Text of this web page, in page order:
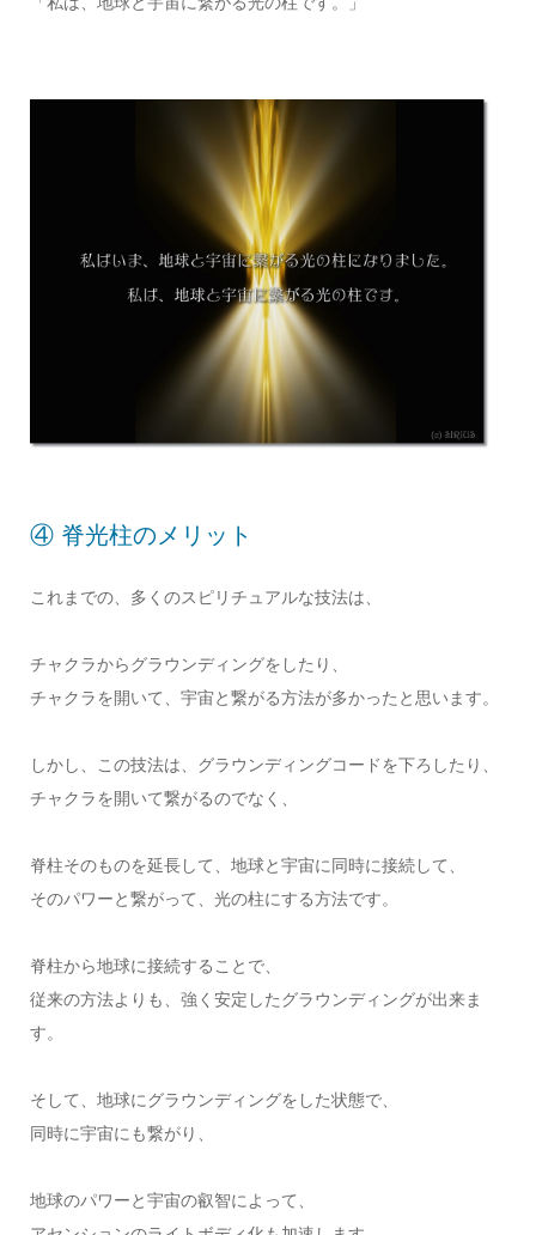
④ 脊光柱のメリット
これまでの、多くのスピリチュアルな技法は、
チャクラからグラウンディングをしたり、
チャクラを開いて、宇宙と繋がる方法が多かったと思います。
しかし、この技法は、グラウンディングコードを下ろしたり、
チャクラを開いて繋がるのでなく、
脊柱そのものを延長して、地球と宇宙に同時に接続して、
そのパワーと繋がって、光の柱にする方法です。
脊柱から地球に接続することで、
従来の方法よりも、強く安定したグラウンディングが出来ま
す。
そして、地球にグラウンディングをした状態で、
同時に宇宙にも繋がり、
地球のパワーと宇宙の叡智によって、